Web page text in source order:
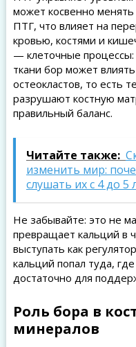
может косвенно менять
ПТГ, что влияет на
кровью, костями и
— клеточные процессы:
ткани бор может
остеокластов, то есть
разрушают костную
правильный баланс.
Читайте также:
изменить мир:
слушать их с 4 до 5
Не забывайте: это не
превращает кальций в
выступать как
кальций попал туда,
достаточно для
Роль бора в
минералов